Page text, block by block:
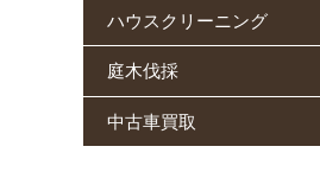
ハウスクリーニング
庭木伐採
中古車買取